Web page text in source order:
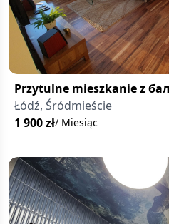
Przytulne mieszkanie z
centrum Łodzi
Łódź, Śródmieście
1 900zł/ Miesiąc